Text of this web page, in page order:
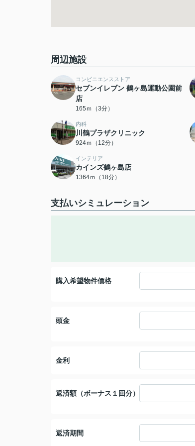
周辺施設
コンビニエンスストア
セブンイレブン 鶴ヶ島運動公園前
店
165ｍ（3分）
内科
川鶴プラザクリニック
924ｍ（12分）
インテリア
カインズ鶴ヶ島店
1364ｍ（18分）
支払いシミュレーション
購入希望物件価格
頭金
金利
返済額（ボーナス１回分）
返済期間